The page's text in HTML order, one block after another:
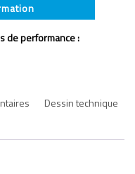
de performance :
Dessin technique